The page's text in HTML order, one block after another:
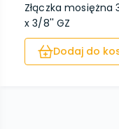
Złączka mosiężna
x 3/8'' GZ
Dodaj do